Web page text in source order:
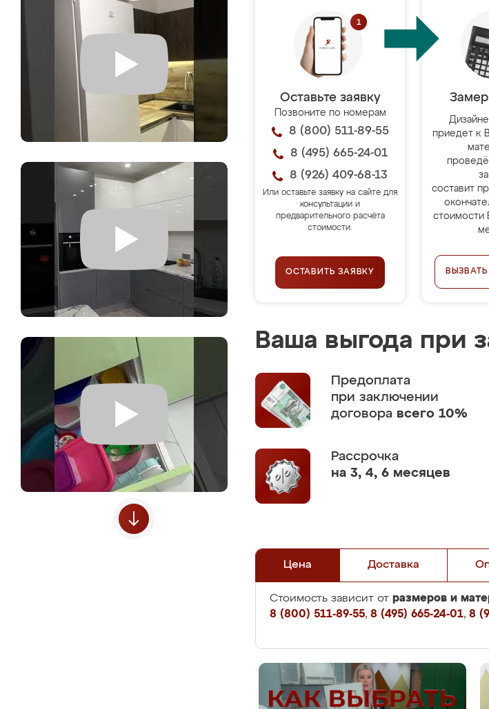
Оставьте заявку
Позвоните по номерам
8 (800) 511-89-55
8 (495) 665-24-01
8 (926) 409-68-13
Или оставьте заявку на сайте для
консультации и
предварительного расчёта
стоимости.
ОСТАВИТЬ ЗАЯВКУ
приедет к
составит
стоимости
Ваша выгода при
Предоплата
при заключении
договора всего 10%
Рассрочка
на 3, 4, 6 месяцев
Цена Доставка
Стоимость зависит от размеров и
8 (800) 511-89-55, 8 (495) 665-24-01, 8